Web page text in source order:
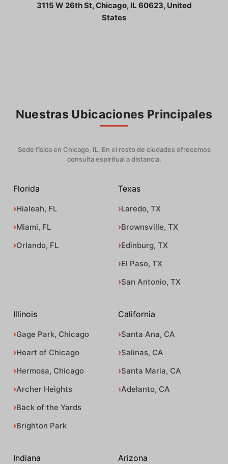
3115 W 26th St, Chicago, IL 60623, United
States
Nuestras Ubicaciones Principales
Sede física en Chicago, IL. En el resto de ciudades ofrecemos
consulta espiritual a distancia.
Florida
Hialeah, FL
Miami, FL
Orlando, FL
Texas
Laredo, TX
Brownsville, TX
Edinburg, TX
El Paso, TX
San Antonio, TX
Illinois
Gage Park, Chicago
Heart of Chicago
Hermosa, Chicago
Archer Heights
Back of the Yards
Brighton Park
California
Santa Ana, CA
Salinas, CA
Santa Maria, CA
Adelanto, CA
Indiana Arizona